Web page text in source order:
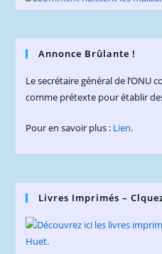
Annonce Brûlante !
Le secrétaire général de l’ONU
comme prétexte pour établir
Pour en savoir plus : Lien.
Livres Imprimés –